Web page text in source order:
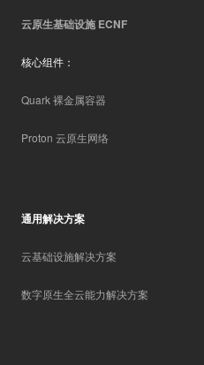
云原生基础设施 ECNF
核心组件：
Quark 裸金属容器
Proton 云原生网络
通用解决方案
云基础设施解决方案
数字原生全云能力解决方案